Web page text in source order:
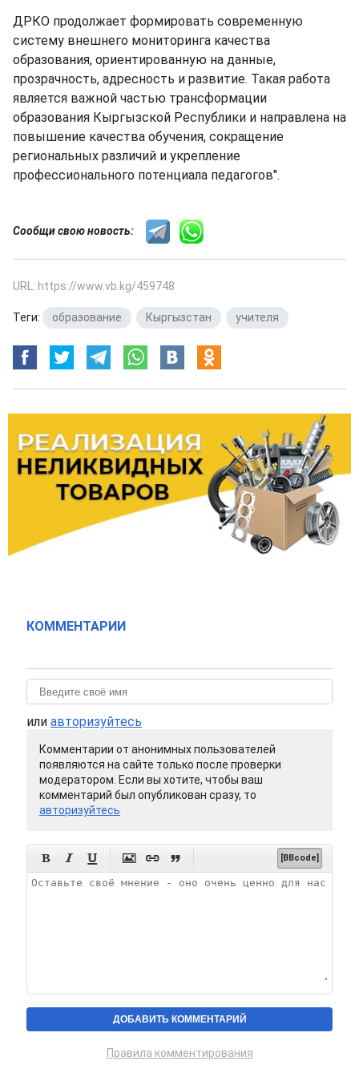
​ДРКО продолжает формировать современную
систему внешнего мониторинга качества
образования, ориентированную на данные,
прозрачность, адресность и развитие. Такая работа
является важной частью трансформации
образования Кыргызской Республики и направлена на
повышение качества обучения, сокращение
региональных различий и укрепление
профессионального потенциала педагогов".
Сообщи свою новость:
URL: https://www.vb.kg/459748
Теги: образование Кыргызстан учителя
КОММЕНТАРИИ
или авторизуйтесь
Комментарии от анонимных пользователей
появляются на сайте только после проверки
модератором. Если вы хотите, чтобы ваш
комментарий был опубликован сразу, то
авторизуйтесь
      [BBcode]
Правила комментирования